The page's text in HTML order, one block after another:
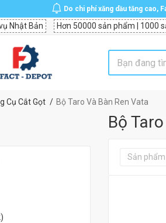
Do chi phí xăng dầu tăng cao,
Nhật Bản Hơn 50000 sản phẩm | 1000
Cụ Cắt Gọt Bộ Taro Và Bàn Ren Vata
Bộ
Sản